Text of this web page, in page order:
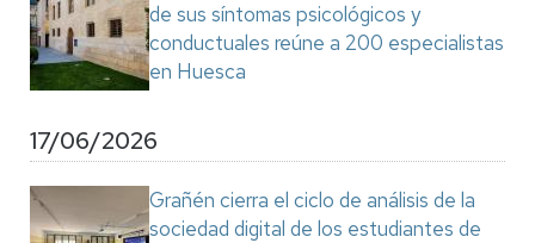
de sus síntomas psicológicos y
conductuales reúne a 200 especialistas
en Huesca
17/06/2026
Grañén cierra el ciclo de análisis de la
sociedad digital de los estudiantes de